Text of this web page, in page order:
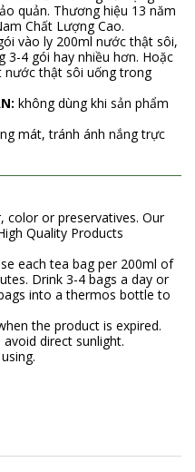
quản. Thương hiệu 13 năm
Chất Lượng Cao.
vào ly 200ml nước thật sôi,
3-4 gói hay nhiều hơn. Hoặc
nước thật sôi uống trong
không dùng khi sản phẩm
mát, tránh ánh nắng trực
color or preservatives. Our
Quality Products
each tea bag per 200ml of
Drink 3-4 bags a day or
into a thermos bottle to
the product is expired.
direct sunlight.